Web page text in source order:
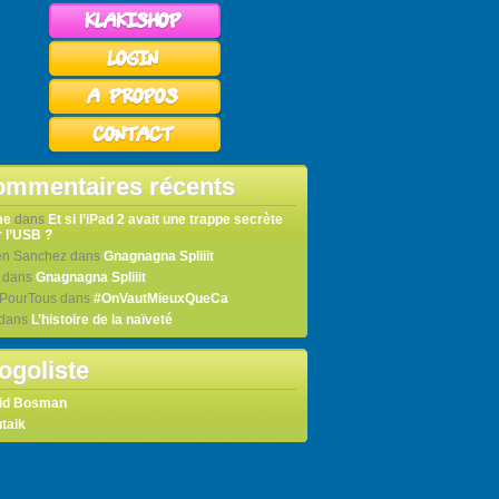
récents
dans Et si l’iPad 2 avait une trappe secrète
l’USB ?
Sanchez dans Gnagnagna Spliiit
dans Gnagnagna Spliiit
dans #OnVautMieuxQueCa
L’histoire de la naïveté
Bosman